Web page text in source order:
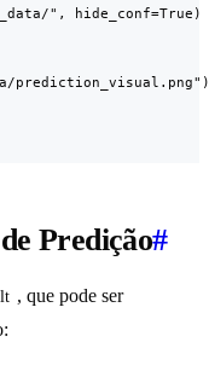
", hide_conf=True)
prediction_visual.png")
Predição#
, que pode ser